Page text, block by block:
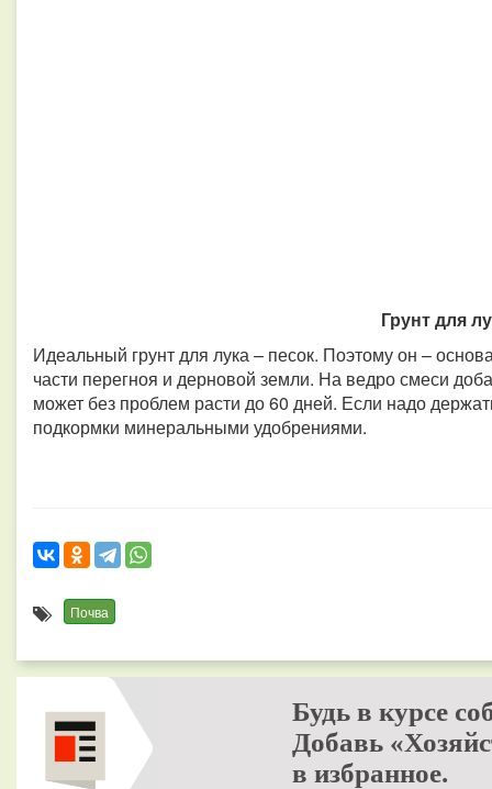
Грунт для
Идеальный грунт для лука – песок. Поэтому он –
части перегноя и дерновой земли. На ведро смеси
может без проблем расти до 60 дней. Если надо
подкормки минеральными удобрениями.
Почва
Будь в курсе
Добавь
в избранное.